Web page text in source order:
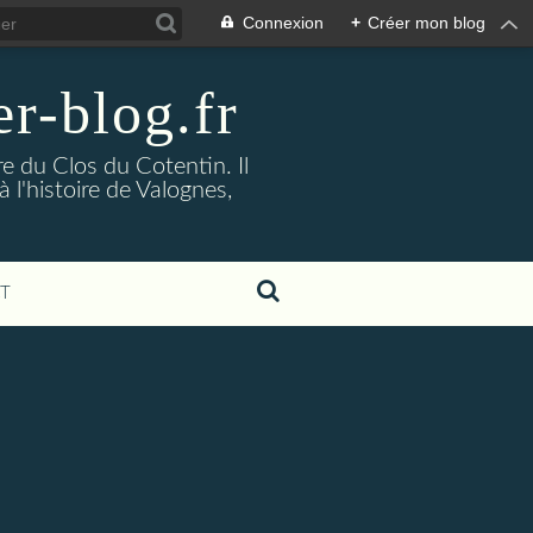
Connexion + Créer mon blog
blog.fr
du Clos du Cotentin. Il
l'histoire de Valognes,